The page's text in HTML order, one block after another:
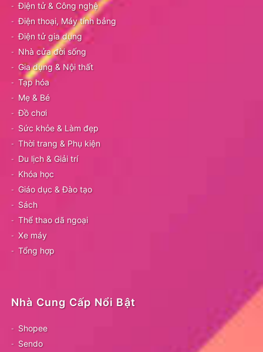
Điện tử & Công nghệ
Điện thoại, Máy tính bảng
Điện tử gia dụng
Nhà cửa đời sống
Gia dụng & Nội thất
Tạp hóa
Mẹ & Bé
Đồ chơi
Sức khỏe & Làm đẹp
Thời trang & Phụ kiện
Du lịch & Giải trí
Khóa học
Giáo dục & Đào tạo
Sách
Thể thao dã ngoại
Xe máy
Tổng hợp
Nhà Cung Cấp Nổi Bật
Shopee
Sendo